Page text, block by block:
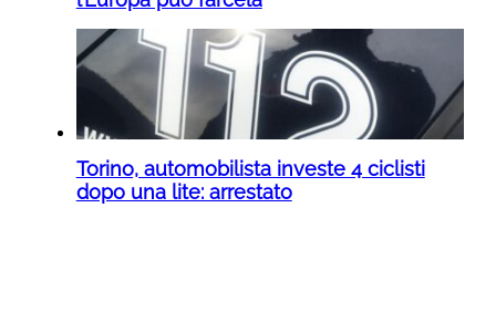
Torino, automobilista investe 4 ciclisti
dopo una lite: arrestato